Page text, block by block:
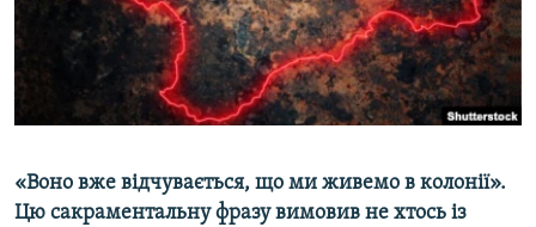
ВІДЕОУРОКИ «ELIFBE»
СВІДЧЕННЯ ОКУПАЦІЇ
УКРАЇНСЬКА ПРОБЛЕМА КРИМУ
Русский
Qırımtatar
«Воно вже відчувається, що ми живемо в колонії».
Цю сакраментальну фразу вимовив не хтось із